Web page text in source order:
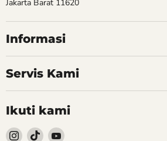
Jakarta Barat 11620
Informasi
Servis Kami
Ikuti kami
FollowFollowFollow